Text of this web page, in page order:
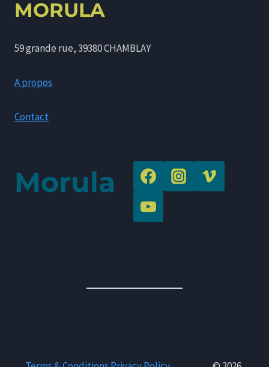
MORULA
59 grande rue, 39380 CHAMBLAY
A propos
Contact
Morula